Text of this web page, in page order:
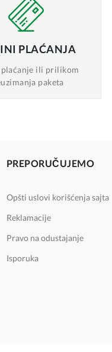
PLAĆANJA
ili prilikom
paketa
PREPORUČUJEMO
Opšti uslovi korišćenja sajta
Reklamacije
Pravo na odustajanje
Isporuka